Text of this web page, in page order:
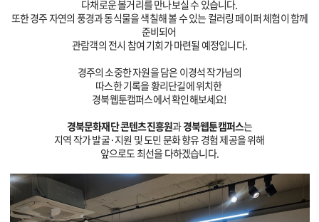
다채로운 볼거리를만나보실 수 있습니다.
또한 경주 자연의 풍경과 동식물을 색칠해 볼 수 있는 컬러링 페이퍼 체험이 함께
준비되어
관람객의 전시 참여 기회가 마련될 예정입니다.
경주의 소중한 자원을 담은 이경석 작가님의
따스한 기록을 황리단길에 위치한
경북웹툰캠퍼스에서확인해보세요!
경북문화재단 콘텐츠진흥원과경북웹툰캠퍼스는
지역 작가 발굴·지원 및 도민 문화 향유 경험 제공을 위해
앞으로도 최선을 다하겠습니다.